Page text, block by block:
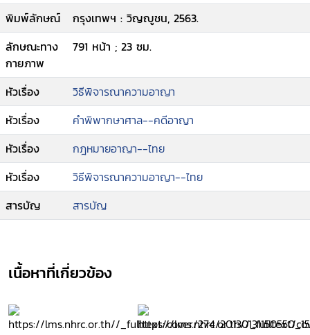
พิมพ์ลักษณ์
กรุงเทพฯ : วิญญูชน, 2563.
ลักษณะทาง
กายภาพ
791 หน้า ; 23 ซม.
หัวเรื่อง
วิธีพิจารณาความอาญา
หัวเรื่อง
คำพิพากษาศาล--คดีอาญา
หัวเรื่อง
กฎหมายอาญา--ไทย
หัวเรื่อง
วิธีพิจารณาความอาญา--ไทย
สารบัญ
สารบัญ
เนื้อหาที่เกี่ยวข้อง